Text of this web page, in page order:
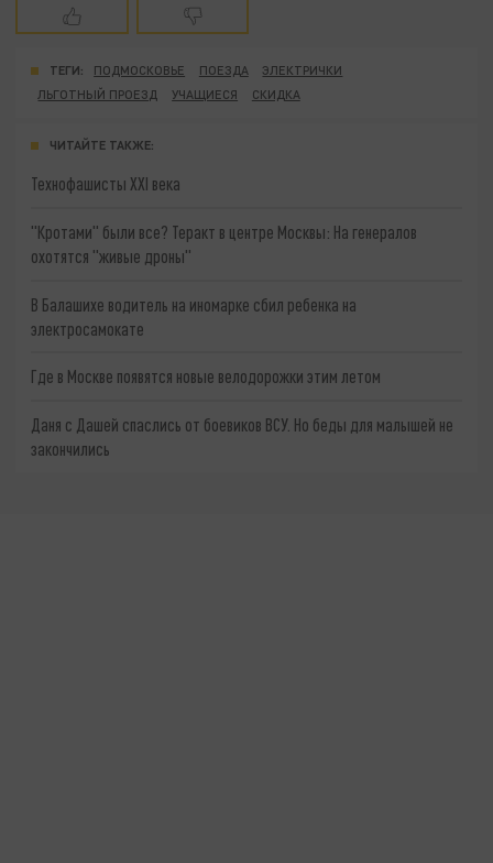
ТЕГИ: ПОДМОСКОВЬЕ ПОЕЗДА
ЭЛЕКТРИЧКИ
ЛЬГОТНЫЙ ПРОЕЗД
УЧАЩИЕСЯ СКИДКА
ЧИТАЙТЕ ТАКЖЕ:
Технофашисты XXI века
"Кротами" были все? Теракт в центре Москвы: На генералов
охотятся "живые дроны"
В Балашихе водитель на иномарке сбил ребенка на
электросамокате
Где в Москве появятся новые велодорожки этим летом
Даня с Дашей спаслись от боевиков ВСУ. Но беды для малышей не
закончились